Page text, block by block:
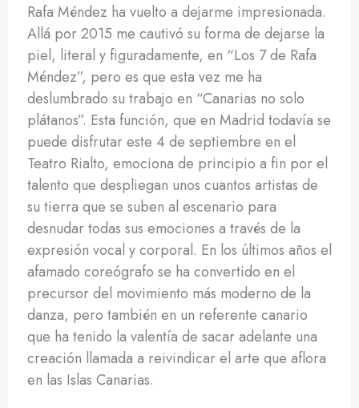
Rafa Méndez ha vuelto a dejarme impresionada.
Allá por 2015 me cautivó su forma de dejarse la
piel, literal y figuradamente, en “Los 7 de Rafa
Méndez”, pero es que esta vez me ha
deslumbrado su trabajo en “Canarias no solo
plátanos”. Esta función, que en Madrid todavía se
puede disfrutar este 4 de septiembre en el
Teatro Rialto, emociona de principio a fin por el
talento que despliegan unos cuantos artistas de
su tierra que se suben al escenario para
desnudar todas sus emociones a través de la
expresión vocal y corporal. En los últimos años el
afamado coreógrafo se ha convertido en el
precursor del movimiento más moderno de la
danza, pero también en un referente canario
que ha tenido la valentía de sacar adelante una
creación llamada a reivindicar el arte que aflora
en las Islas Canarias.